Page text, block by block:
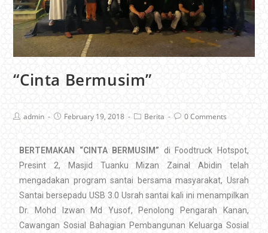
“Cinta Bermusim”
admin February 19, 2018 Berita 0 Comments
BERTEMAKAN “CINTA BERMUSIM” di Foodtruck Hotspot,
Presint 2, Masjid Tuanku Mizan Zainal Abidin telah
mengadakan program santai bersama masyarakat, Usrah
Santai bersepadu USB 3.0 Usrah santai kali ini menampilkan
Dr. Mohd Izwan Md Yusof, Penolong Pengarah Kanan,
Cawangan Sosial Bahagian Pembangunan Keluarga Sosial